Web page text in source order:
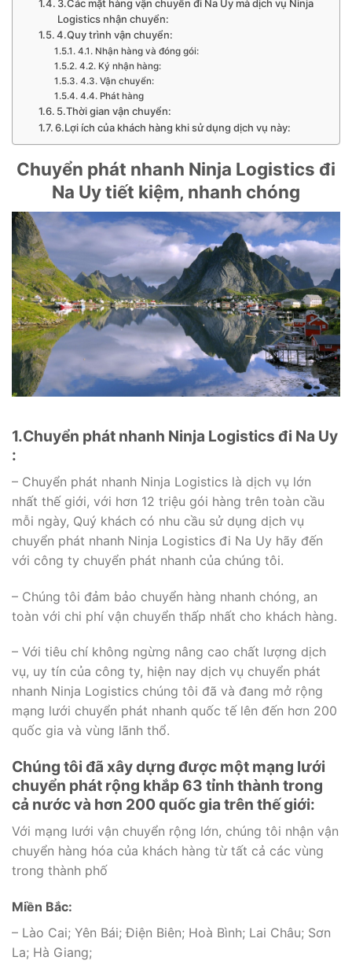
3.Các mặt hàng vận chuyển đi Na Uy mà dịch vụ Ninja
Logistics nhận chuyển:
4.Quy trình vận chuyển:
4.1. Nhận hàng và đóng gói:
4.2. Ký nhận hàng:
4.3. Vận chuyển:
4.4. Phát hàng
5.Thời gian vận chuyển:
6.Lợi ích của khách hàng khi sử dụng dịch vụ này:
Chuyển phát nhanh Ninja Logistics đi
Na Uy tiết kiệm, nhanh chóng
1.Chuyển phát nhanh Ninja Logistics đi Na Uy
:
– Chuyển phát nhanh Ninja Logistics là dịch vụ lớn
nhất thế giới, với hơn 12 triệu gói hàng trên toàn cầu
mỗi ngày, Quý khách có nhu cầu sử dụng dịch vụ
chuyển phát nhanh Ninja Logistics đi Na Uy hãy đến
với công ty chuyển phát nhanh của chúng tôi.
– Chúng tôi đảm bảo chuyển hàng nhanh chóng, an
toàn với chi phí vận chuyển thấp nhất cho khách hàng.
– Với tiêu chí không ngừng nâng cao chất lượng dịch
vụ, uy tín của công ty, hiện nay dịch vụ chuyển phát
nhanh Ninja Logistics chúng tôi đã và đang mở rộng
mạng lưới chuyển phát nhanh quốc tế lên đến hơn 200
quốc gia và vùng lãnh thổ.
Chúng tôi đã xây dựng được một mạng lưới
chuyển phát rộng khắp 63 tỉnh thành trong
cả nước và hơn 200 quốc gia trên thế giới:
Với mạng lưới vận chuyển rộng lớn, chúng tôi nhận vận
chuyển hàng hóa của khách hàng từ tất cả các vùng
trong thành phố
Miền Bắc:
– Lào Cai; Yên Bái; Điện Biên; Hoà Bình; Lai Châu; Sơn
La; Hà Giang;